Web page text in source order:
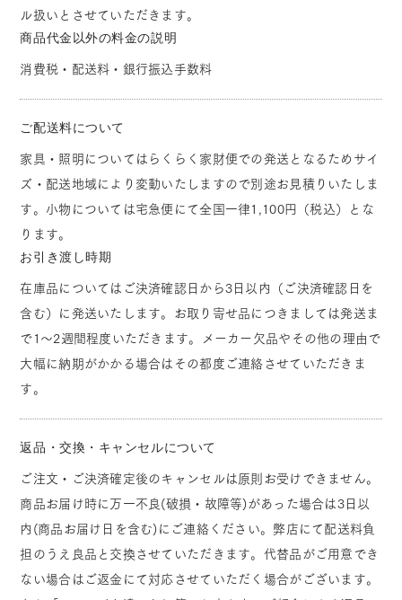
ル扱いとさせていただきます。
商品代金以外の料金の説明
消費税・配送料・銀行振込手数料
ご配送料について
家具・照明についてはらくらく家財便での発送となるためサイ
ズ・配送地域により変動いたしますので別途お見積りいたしま
す。小物については宅急便にて全国一律1,100円（税込）とな
ります。
お引き渡し時期
在庫品についてはご決済確認日から3日以内（ご決済確認日を
含む）に発送いたします。お取り寄せ品につきましては発送ま
で1～2週間程度いただきます。メーカー欠品やその他の理由で
大幅に納期がかかる場合はその都度ご連絡させていただきま
す。
返品・交換・キャンセルについて
ご注文・ご決済確定後のキャンセルは原則お受けできません。
商品お届け時に万一不良(破損・故障等)があった場合は3日以
内(商品お届け日を含む)にご連絡ください。弊店にて配送料負
担のうえ良品と交換させていただきます。代替品がご用意でき
ない場合はご返金にて対応させていただく場合がございます。